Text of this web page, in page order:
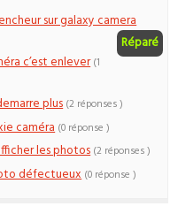
sur galaxy camera
Réparé
c’est enlever (1
plus (2 réponses )
caméra (0 réponse )
les photos (2 réponses )
défectueux (0 réponse )